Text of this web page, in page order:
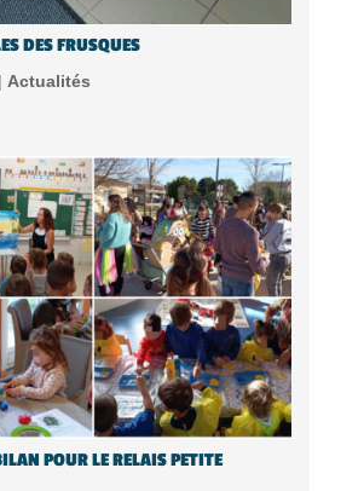
DES FRUSQUES
Actualités
POUR LE RELAIS PETITE